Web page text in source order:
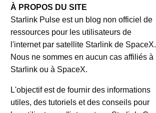
À PROPOS DU SITE
Starlink Pulse est un blog non officiel de
ressources pour les utilisateurs de
l'internet par satellite Starlink de SpaceX.
Nous ne sommes en aucun cas affiliés à
Starlink ou à SpaceX.
L'objectif est de fournir des informations
utiles, des tutoriels et des conseils pour